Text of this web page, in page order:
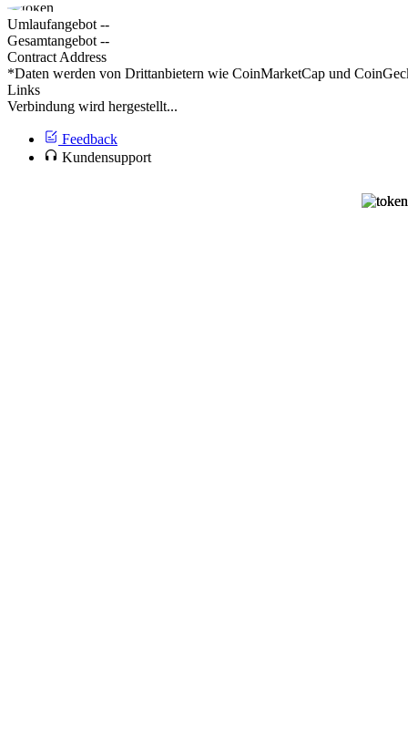
Umlaufangebot --
Gesamtangebot --
Contract Address
*Daten werden von Drittanbietern wie CoinMarketCap und
Links
Verbindung wird hergestellt...
Feedback
Kundensupport